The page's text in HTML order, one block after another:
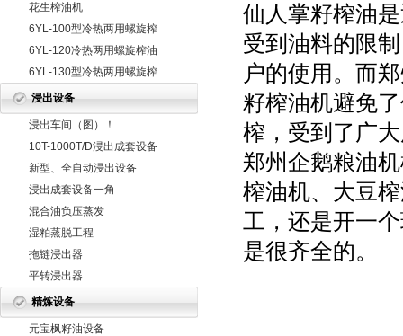
花生榨油机
6YL-100型冷热两用螺旋榨
6YL-120冷热两用螺旋榨油
6YL-130型冷热两用螺旋榨
油机
浸出设备
浸出车间（图）！
10T-1000T/D浸出成套设备
新型、全自动浸出设备
浸出成套设备一角
混合油负压蒸发
湿粕蒸脱工程
拖链浸出器
平转浸出器
精炼设备
元宝枫籽油设备
仙人掌籽榨油
受到油料的限
户的使用。而
籽榨油机避免
榨，受到了广
郑州企鹅粮油
榨油机、大豆
工，还是开一
是很齐全的。